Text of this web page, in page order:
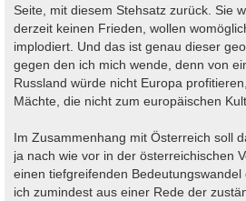
Seite, mit diesem Stehsatz zurück. Sie
derzeit keinen Frieden, wollen
implodiert. Und das ist genau dieser
gegen den ich mich wende, denn von
Russland würde nicht Europa
Mächte, die nicht zum europäischen
Im Zusammenhang mit Österreich soll
ja nach wie vor in der österreichischen
einen tiefgreifenden
ich zumindest aus einer Rede der